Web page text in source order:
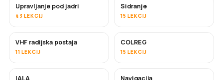
Upravljanje pod jadri
43 LEKCIJ
Sidranje
15 LEKCIJ
VHF radijska postaja
11 LEKCIJ
COLREG
15 LEKCIJ
IALA Navigacija